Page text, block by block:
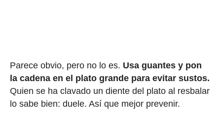
Parece obvio, pero no lo es. Usa guantes y pon
la cadena en el plato grande para evitar sustos.
Quien se ha clavado un diente del plato al resbalar
lo sabe bien: duele. Así que mejor prevenir.